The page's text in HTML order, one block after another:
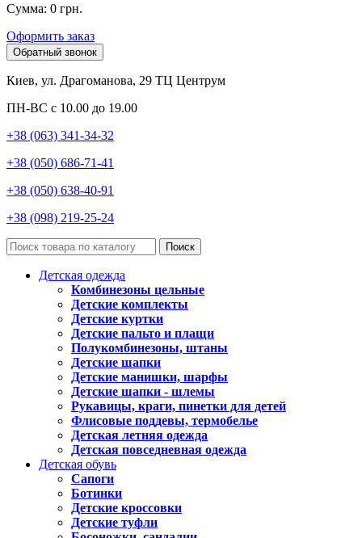
Сумма: 0 грн.
Оформить заказ
Обратный звонок
Киев, ул. Драгоманова, 29 ТЦ Центрум
ПН-ВС с 10.00 до 19.00
+38 (063) 341-34-32
+38 (050) 686-71-41
+38 (050) 638-40-91
+38 (098) 219-25-24
Поиск
Детская одежда
Комбинезоны цельные
Детские комплекты
Детские куртки
Детские пальто и плащи
Полукомбинезоны, штаны
Детские шапки
Детские манишки, шарфы
Детские шапки - шлемы
Рукавицы, краги, пинетки для детей
Флисовые поддевы, термобелье
Детская летняя одежда
Детская повседневная одежда
Детская обувь
Сапоги
Ботинки
Детские кроссовки
Детские туфли